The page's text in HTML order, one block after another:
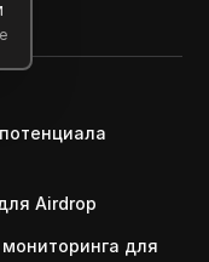
Airdrop
для